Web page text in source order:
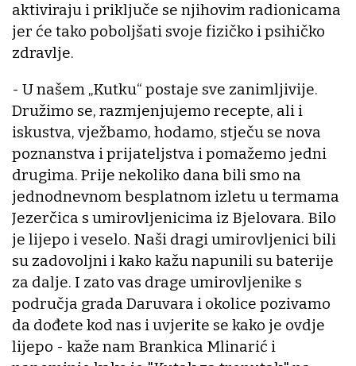
aktiviraju i priključe se njihovim radionicama
jer će tako poboljšati svoje fizičko i psihičko
zdravlje.
- U našem „Kutku“ postaje sve zanimljivije.
Družimo se, razmjenjujemo recepte, ali i
iskustva, vježbamo, hodamo, stječu se nova
poznanstva i prijateljstva i pomažemo jedni
drugima. Prije nekoliko dana bili smo na
jednodnevnom besplatnom izletu u termama
Jezerčica s umirovljenicima iz Bjelovara. Bilo
je lijepo i veselo. Naši dragi umirovljenici bili
su zadovoljni i kako kažu napunili su baterije
za dalje. I zato vas drage umirovljenike s
područja grada Daruvara i okolice pozivamo
da dođete kod nas i uvjerite se kako je ovdje
lijepo - kaže nam Brankica Mlinarić i